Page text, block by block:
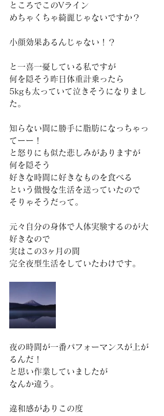
ところでこのVライン
めちゃくちゃ綺麗じゃないですか？
小顔効果あるんじゃない！？
と一喜一憂している私ですが
何を隠そう昨日体重計乗ったら
5kgも太っていて泣きそうになりまし
た。
知らない間に勝手に脂肪になっちゃっ
てーー！
と怒りにも似た悲しみがありますが
何を隠そう
好きな時間に好きなものを食べる
という傲慢な生活を送っていたので
そりゃそうだって。
元々自分の身体で人体実験するのが大
好きなので
実はこの3ヶ月の間
完全夜型生活をしていたわけです。
夜の時間が一番パフォーマンスが上が
るんだ！
と思い作業していましたが
なんか違う。
違和感がありこの度